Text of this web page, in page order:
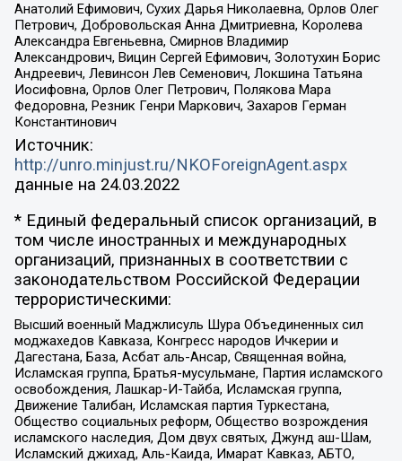
Анатолий Ефимович, Сухих Дарья Николаевна, Орлов Олег
Петрович, Добровольская Анна Дмитриевна, Королева
Александра Евгеньевна, Смирнов Владимир
Александрович, Вицин Сергей Ефимович, Золотухин Борис
Андреевич, Левинсон Лев Семенович, Локшина Татьяна
Иосифовна, Орлов Олег Петрович, Полякова Мара
Федоровна, Резник Генри Маркович, Захаров Герман
Константинович
Источник:
http://unro.minjust.ru/NKOForeignAgent.aspx
данные на 24.03.2022
* Единый федеральный список организаций, в
том числе иностранных и международных
организаций, признанных в соответствии с
законодательством Российской Федерации
террористическими:
Высший военный Маджлисуль Шура Объединенных сил
моджахедов Кавказа, Конгресс народов Ичкерии и
Дагестана, База, Асбат аль-Ансар, Священная война,
Исламская группа, Братья-мусульмане, Партия исламского
освобождения, Лашкар-И-Тайба, Исламская группа,
Движение Талибан, Исламская партия Туркестана,
Общество социальных реформ, Общество возрождения
исламского наследия, Дом двух святых, Джунд аш-Шам,
Исламский джихад, Аль-Каида, Имарат Кавказ, АБТО,